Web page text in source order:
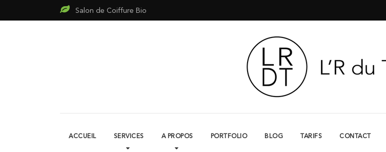
Salon de Coiffure Bio
ACCUEIL SERVICES A PROPOS PORTFOLIO BLOG TARIFS CONTACT